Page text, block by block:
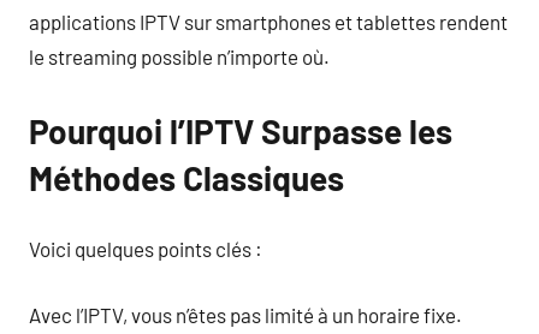
applications IPTV sur smartphones et tablettes rendent
le streaming possible n’importe où.
Pourquoi l’IPTV Surpasse les
Méthodes Classiques
Voici quelques points clés :
Avec l’IPTV, vous n’êtes pas limité à un horaire fixe.